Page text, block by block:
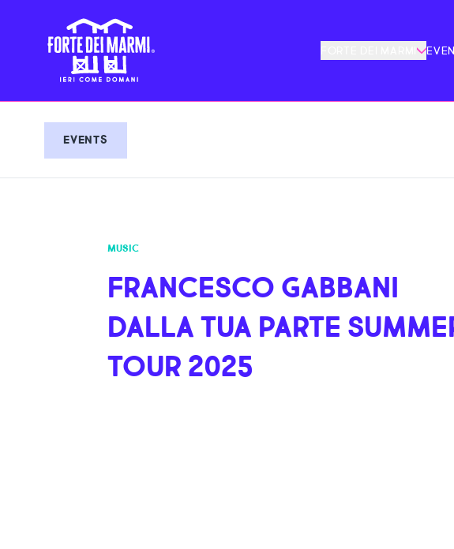
FORTE DEI MARMI
EVENTS
MUSIC
FRANCESCO GABBANI
DALLA TUA PARTE
TOUR 2025